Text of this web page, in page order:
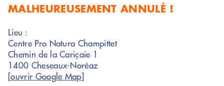
MALHEUREUSEMENT ANNULÉ !
Lieu :
Centre Pro Natura Champittet
Chemin de la Cariçaie 1
1400 Cheseaux-Noréaz
[ouvrir Google Map]